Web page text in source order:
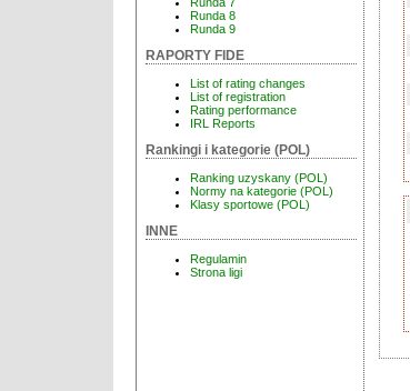
Runda 8
Runda 9
RAPORTY FIDE
List of rating changes
List of registration
Rating performance
IRL Reports
Rankingi i kategorie (POL)
Ranking uzyskany (POL)
Normy na kategorie (POL)
Klasy sportowe (POL)
INNE
Regulamin
Strona ligi